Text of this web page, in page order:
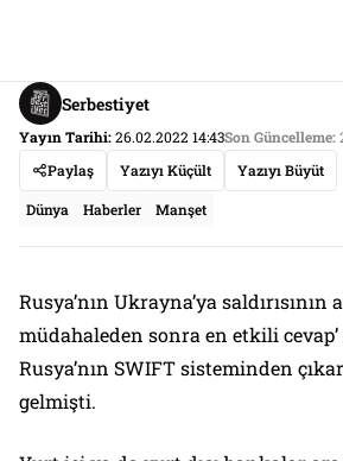
Serbestiyet
Yayın Tarihi:26.02.2022 14:43Son Güncelleme:
Paylaş
Yazıyı Küçült Yazıyı Büyüt
Dünya Haberler Manşet
Rusya’nın Ukrayna’ya saldırısının
müdahaleden sonra en etkili
Rusya’nın SWIFT sisteminden
gelmişti.